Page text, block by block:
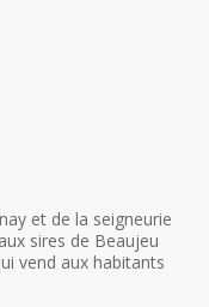
et de la seigneurie
sires de Beaujeu
vend aux habitants